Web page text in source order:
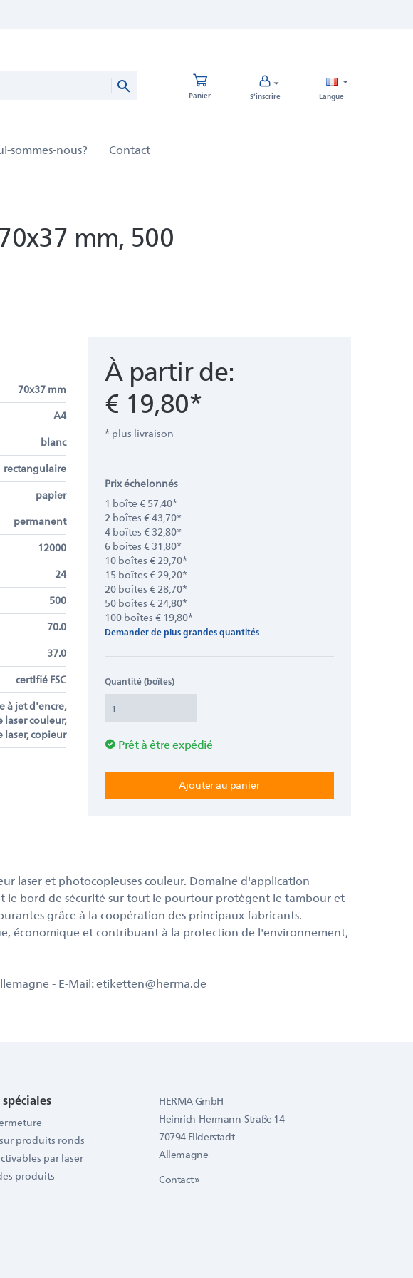
Panier S’inscrire Langue
mm, 500
70x37 mm
A4
blanc
rectangulaire
papier
permanent
12000
24
500
70.0
37.0
certifié FSC
à jet d'encre,
couleur,
copieur
À partir de:
€ 19,80*
* plus livraison
Prix échelonnés
1 boîte € 57,40*
2 boîtes € 43,70*
4 boîtes € 32,80*
6 boîtes € 31,80*
10 boîtes € 29,70*
15 boîtes € 29,20*
20 boîtes € 28,70*
50 boîtes € 24,80*
100 boîtes € 19,80*
Demander de plus grandes quantités
Quantité (boîtes)
Prêt à être expédié
laser et photocopieuses couleur. Domaine d'application
le bord de sécurité sur tout le pourtour protègent le tambour et
grâce à la coopération des principaux fabricants.
économique et contribuant à la protection de l'environnement,
- E-Mail: etiketten@herma.de
produits ronds
par laser
produits
HERMA GmbH
Heinrich-Hermann-Straße 14
70794 Filderstadt
Allemagne
Contact »